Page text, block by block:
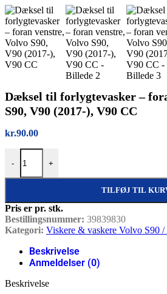
Dæksel til forlygtevasker –
S90, V90 (2017-), V90 CC
kr.90.00
-
Dæksel til forlygtevasker – foran
+
TILFØJ TIL
Pris er pr. stk.
Bestillingsnummer: 39839830
Kategori: Viskere & vaskere Volvo S90
Beskrivelse
Anmeldelser (0)
Beskrivelse